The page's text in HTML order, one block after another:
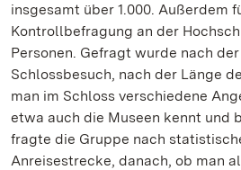
insgesamt über 1.000. Außerdem
Kontrollbefragung an der
Personen. Gefragt wurde nach
Schlossbesuch, nach der Länge
man im Schloss verschiedene
etwa auch die Museen kennt und
fragte die Gruppe nach
Anreisestrecke, danach, ob man